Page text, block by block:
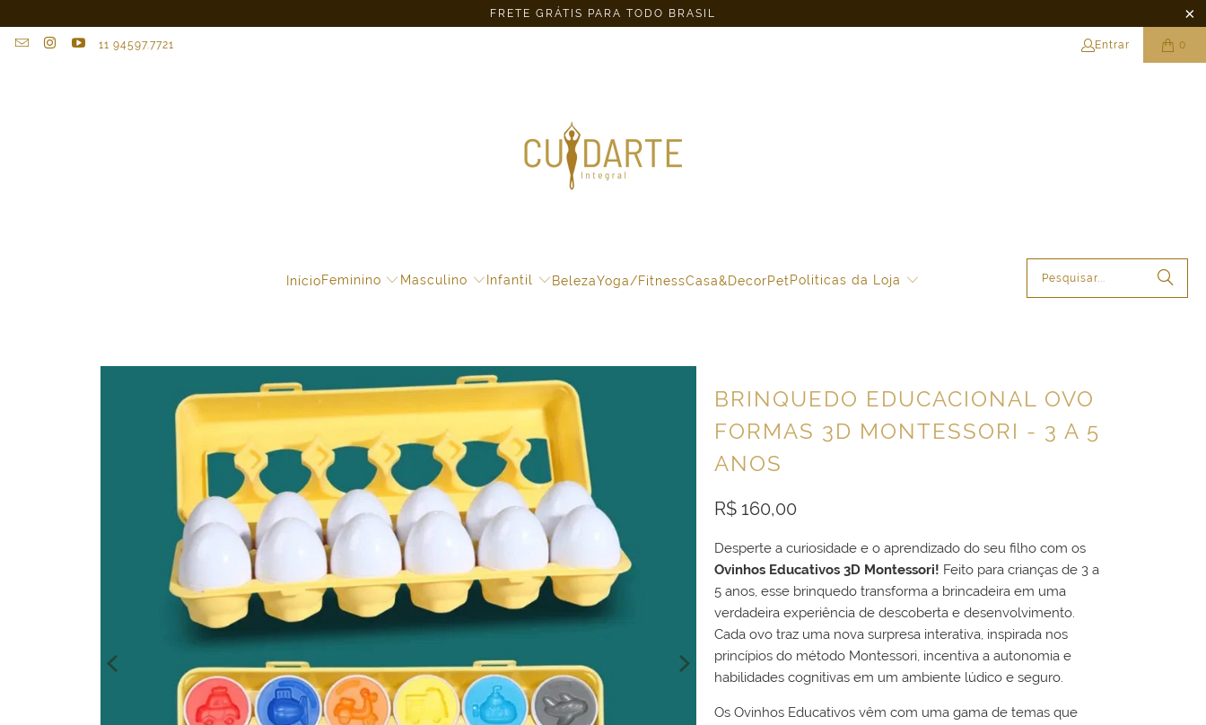
FRETE GRÁTIS PARA TODO BRASIL
11 94597.7721 Entrar 0
InícioFeminino Masculino Infantil BelezaYoga/FitnessCasa&DecorPet Politicas da Loja
BRINQUEDO EDUCACIONAL OVO
FORMAS 3D MONTESSORI - 3 A 5
ANOS
R$ 160,00
Desperte a curiosidade e o aprendizado do seu filho com os
Ovinhos Educativos 3D Montessori! Feito para crianças de 3 a
5 anos, esse brinquedo transforma a brincadeira em uma
verdadeira experiência de descoberta e desenvolvimento.
Cada ovo traz uma nova surpresa interativa, inspirada nos
princípios do método Montessori, incentiva a autonomia e
habilidades cognitivas em um ambiente lúdico e seguro.
Os Ovinhos Educativos vêm com uma gama de temas que